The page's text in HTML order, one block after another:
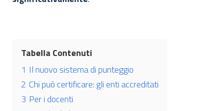
Tabella Contenuti
1 Il nuovo sistema di punteggio
2 Chi può certificare: gli enti accreditati
3 Per i docenti